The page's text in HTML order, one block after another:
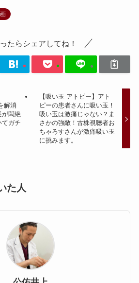
たらシェアしてね！
解消
が悶絶
てガチ
【吸い玉 アトピー】アト
ピーの患者さんに吸い玉！
吸い玉は激痛じゃない？ま
さかの強敵！古株視聴者お
ちゃろすさんが激痛吸い玉
に挑みます。
た人